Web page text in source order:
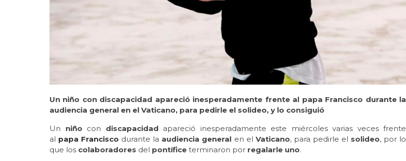
Un niño con discapacidad apareció inesperadamente frente al papa Francisco durante la
audiencia general en el Vaticano, para pedirle el solideo, y lo consiguió
Un niño con discapacidad apareció inesperadamente este miércoles varias veces frente
al papa Francisco durante la audiencia general en el Vaticano, para pedirle el solideo, por lo
que los colaboradores del pontífice terminaron por regalarle uno.